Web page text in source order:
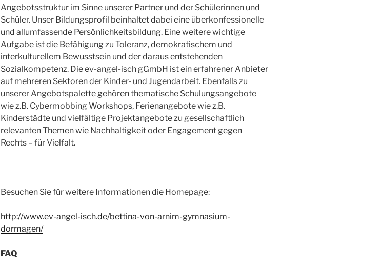
Angebotsstruktur im Sinne unserer Partner und der Schülerinnen und
Schüler. Unser Bildungsprofil beinhaltet dabei eine überkonfessionelle
und allumfassende Persönlichkeitsbildung. Eine weitere wichtige
Aufgabe ist die Befähigung zu Toleranz, demokratischem und
interkulturellem Bewusstsein und der daraus entstehenden
Sozialkompetenz. Die ev-angel-isch gGmbH ist ein erfahrener Anbieter
auf mehreren Sektoren der Kinder- und Jugendarbeit. Ebenfalls zu
unserer Angebotspalette gehören thematische Schulungsangebote
wie z.B. Cybermobbing Workshops, Ferienangebote wie z.B.
Kinderstädte und vielfältige Projektangebote zu gesellschaftlich
relevanten Themen wie Nachhaltigkeit oder Engagement gegen
Rechts – für Vielfalt.
Besuchen Sie für weitere Informationen die Homepage:
http://www.ev-angel-isch.de/bettina-von-arnim-gymnasium-
dormagen/
FAQ